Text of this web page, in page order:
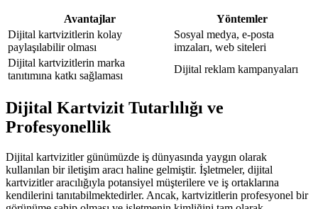
Avantajlar
Yöntemler
Dijital kartvizitlerin kolay
paylaşılabilir olması
Sosyal medya, e-posta
imzaları, web siteleri
Dijital kartvizitlerin marka
tanıtımına katkı sağlaması
Dijital reklam kampanyaları
Dijital Kartvizit Tutarlılığı ve
Profesyonellik
Dijital kartvizitler günümüzde iş dünyasında yaygın olarak
kullanılan bir iletişim aracı haline gelmiştir. İşletmeler, dijital
kartvizitler aracılığıyla potansiyel müşterilere ve iş ortaklarına
kendilerini tanıtabilmektedirler. Ancak, kartvizitlerin profesyonel bir